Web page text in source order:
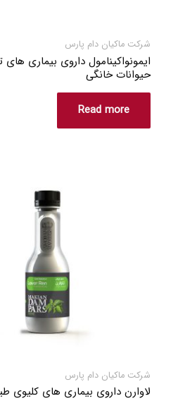
شرکت ماکیان دام پارس
ایمونواکینامول داروی بیماری
حیوانات خانگی
Read more
شرکت ماکیان دام پارس
لاوارن داروی بیماری های کلیوی